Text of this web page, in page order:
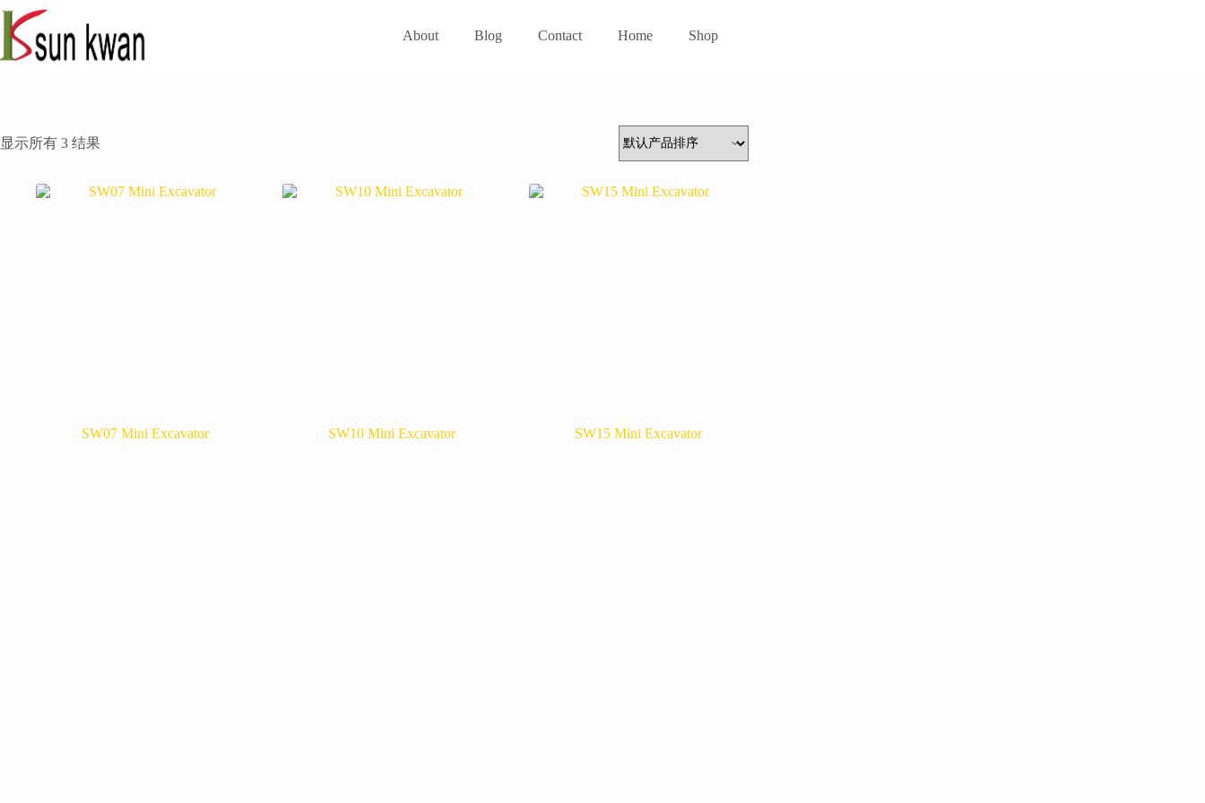
跳
过
容
About Blog Contact Home Shop
显示所有 3 结果
SW07 Mini Excavator SW10 Mini Excavator SW15 Mini Excavator